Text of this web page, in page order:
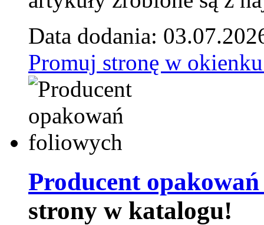
Data dodania:
Promuj stronę w
Producent
strony w katalogu!